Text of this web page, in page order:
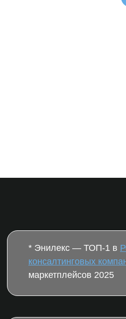
* Энилекс — ТОП-1 в
консалтинговых
маркетплейсов 2025